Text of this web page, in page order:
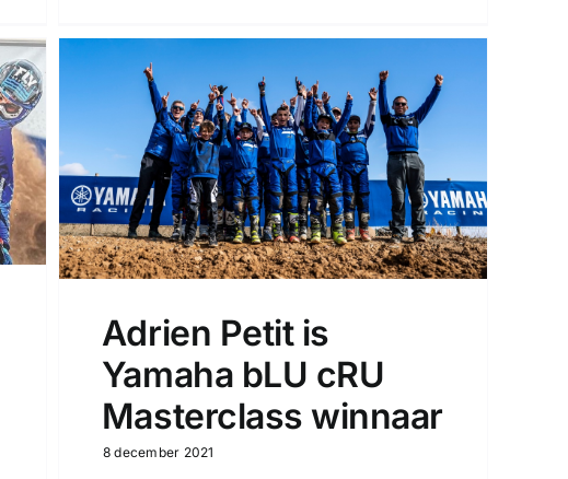
Adrien Petit is
Yamaha bLU cRU
Masterclass winnaar
8 december 2021